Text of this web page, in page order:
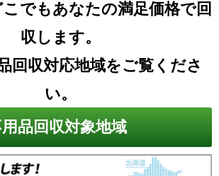
でもあなたの満足価格で回
収します。
回収対応地域をご覧くださ
い。
品回収対象地域